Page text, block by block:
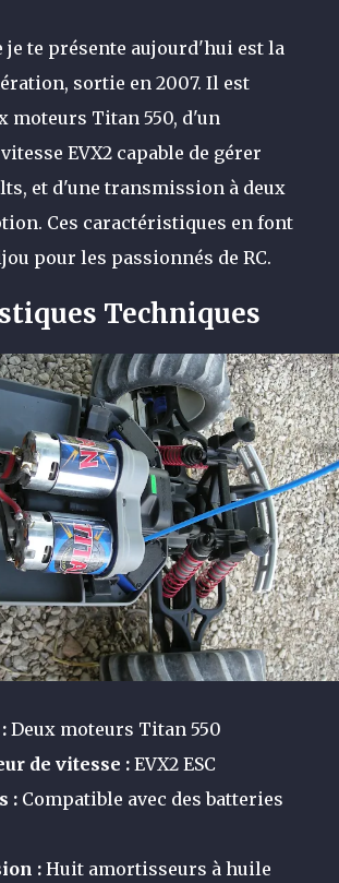
je te présente aujourd'hui est la
sortie en 2007. Il est
moteurs Titan 550, d'un
EVX2 capable de gérer
et d'une transmission à deux
Ces caractéristiques en font
pour les passionnés de RC.
Techniques
Deux moteurs Titan 550
de vitesse : EVX2 ESC
: Compatible avec des batteries
: Huit amortisseurs à huile